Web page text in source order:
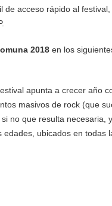
acceso rápido al festival,
2018 en los
apunta a crecer año
masivos de rock (que
no que resulta necesaria,
ubicados en todas